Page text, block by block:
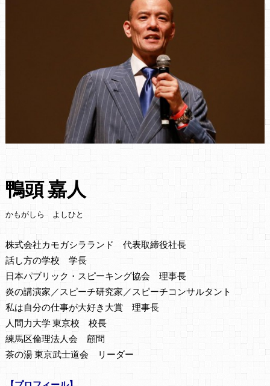
鴨頭 嘉人
かもがしら よしひと
株式会社カモガシラランド 代表取締役社長
話し方の学校 学長
日本パブリック・スピーキング協会 理事長
炎の講演家／スピーチ研究家／スピーチコンサルタント
私は自分の仕事が大好き大賞 理事長
人間力大学 東京校 校長
練馬区倫理法人会 顧問
茶の湯 東京武士道会 リーダー